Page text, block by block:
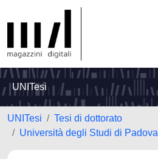
UNITesi
UNITesi
Tesi di dottorato
Università degli Studi di Padova